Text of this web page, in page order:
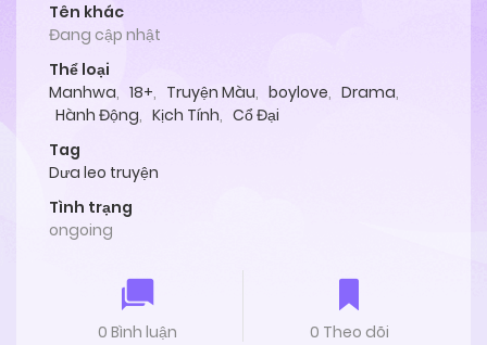
Tên khác
Đang cập nhật
Thể loại
Manhwa, 18+, Truyện Màu, boylove, Drama,
Hành Động, Kịch Tính, Cổ Đại
Tag
Dưa leo truyện
Tình trạng
ongoing
0 Bình luận 0 Theo dõi